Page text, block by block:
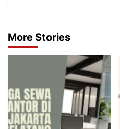
More Stories